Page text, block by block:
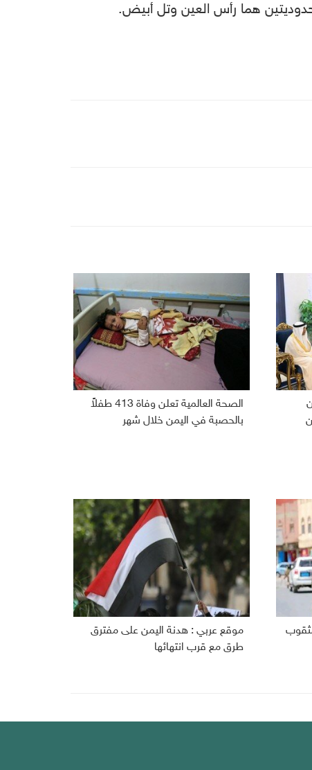
هما رأس العين وتل أبيض.
الصحة العالمية تعلن وفاة 413 طفلاً
بالحصبة في اليمن خلال شهر
موقع عربي : هدنة اليمن على مفترق
طرق مع قرب انتهائها